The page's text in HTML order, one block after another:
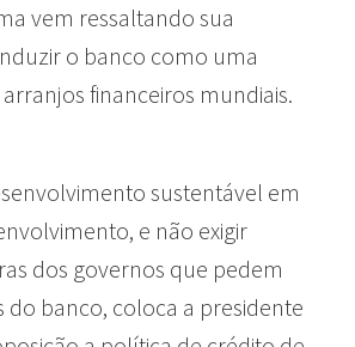
vem ressaltando sua
o banco como uma
financeiros mundiais.
sustentável em
e não exigir
dos governos que pedem
do banco, coloca a presidente